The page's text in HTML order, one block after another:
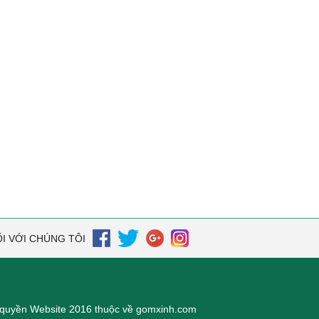
VỚI CHÚNG TÔI
Website 2016 thuộc về gomxinh.com